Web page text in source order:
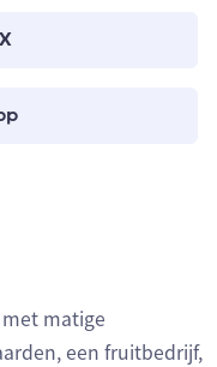
matige
een fruitbedrijf,